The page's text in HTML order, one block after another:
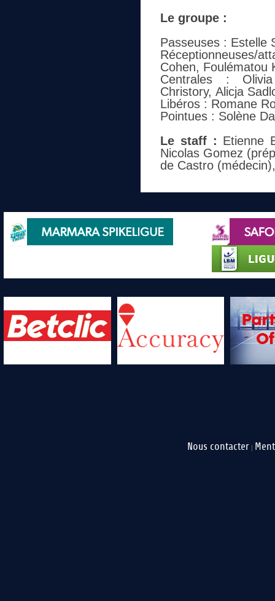
Le groupe :
Passeuses : Estelle
Réceptionneuses/
Cohen, Foulématou
Centrales :
Christory, Alicja
Libéros : Romane
Pointues : Solène
Le staff : Etienne
Nicolas Gomez
de Castro
Nous contacter |